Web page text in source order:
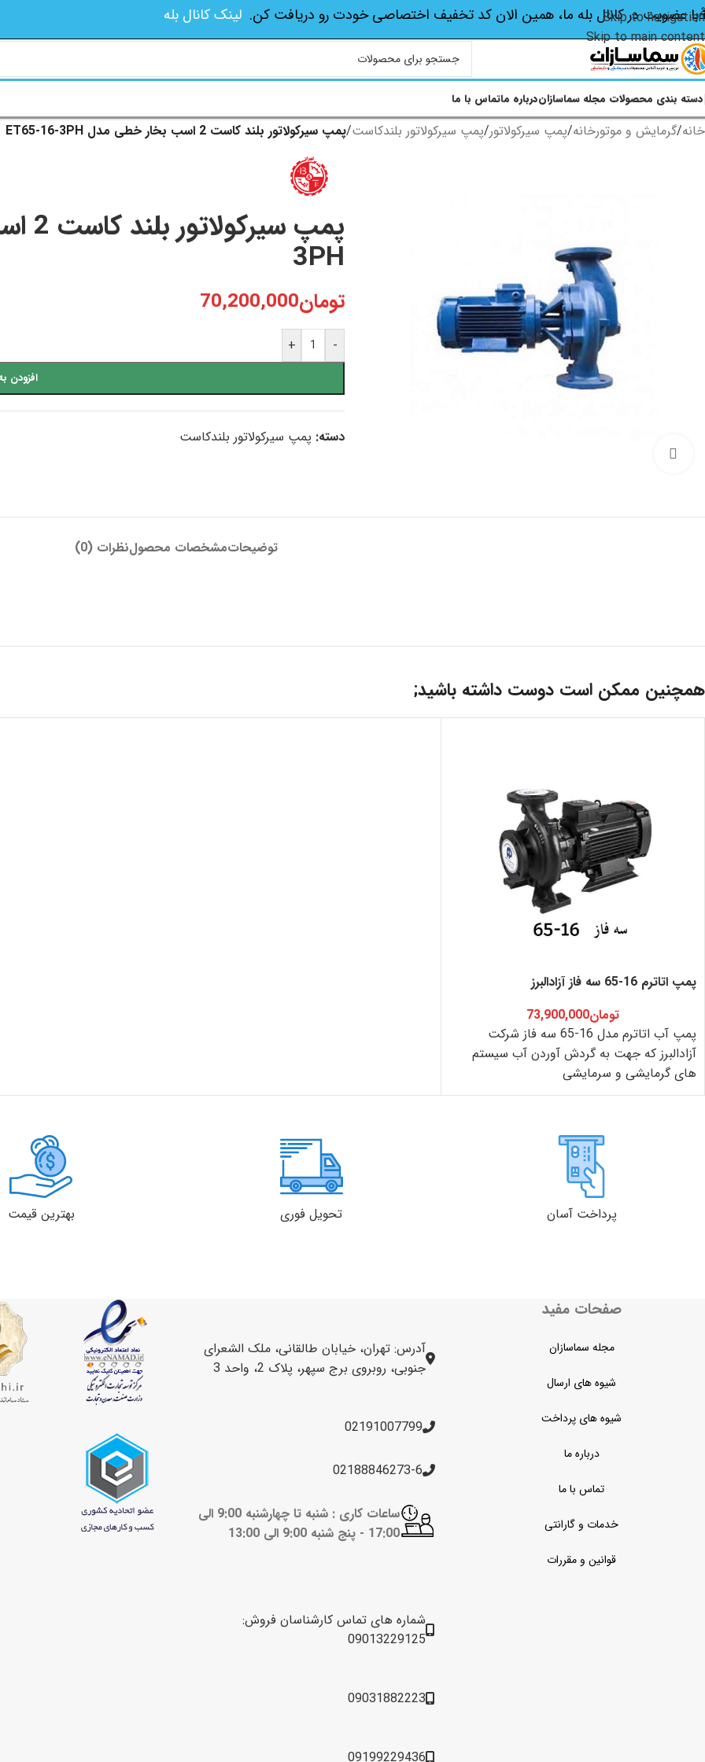
Skip to navigation
Skip to main content
عضویت در کانال بله ما، همین الان کد تخفیف اختصاصی‌ خودت رو دریافت کن. لینک کانال بله
دسته بندی محصولات مجله سماسازاندرباره ماتماس با ما
خانه/گرمایش و موتورخانه/پمپ سیرکولاتور/پمپ سیرکولاتور بلندکاست/پمپ سیرکولاتور بلند کاست 2 اسب بخار خطی مدل ET65-16-3PH
3PH
تومان70,200,000
-
+
افزودن
دسته: پمپ سیرکولاتور بلندکاست
توضیحاتمشخصات محصولنظرات (0)
همچنین ممکن است دوست داشته باشید;
پمپ اتاترم 16-65 سه فاز آزادالبرز
تومان73,900,000
پمپ آب اتاترم مدل 16-65 سه فاز شرکت
آزادالبرز که جهت به گردش آوردن آب سیستم
های گرمایشی و سرمایشی
بهترین قیمت تحویل فوری پرداخت آسان
صفحات مفید
مجله سماسازان
شیوه های ارسال
شیوه های پرداخت
درباره ما
تماس با ما
خدمات و گارانتی
قوانین و مقررات
آدرس: تهران، خیابان طالقانی، ملک الشعرای
جنوبی، روبروی برج سپهر، پلاک 2، واحد 3
02191007799
02188846273-6
ساعات کاری : شنبه تا چهارشنبه 9:00 الی
17:00 -
پنج شنبه 9:00 الی 13:00
شماره های تماس کارشناسان فروش:
09013229125
09031882223
09199229436